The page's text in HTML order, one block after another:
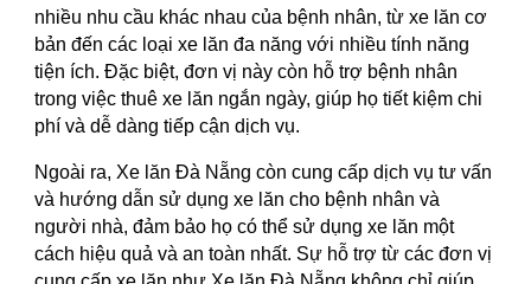
nhiều nhu cầu khác nhau của bệnh nhân, từ xe lăn cơ
bản đến các loại xe lăn đa năng với nhiều tính năng
tiện ích. Đặc biệt, đơn vị này còn hỗ trợ bệnh nhân
trong việc thuê xe lăn ngắn ngày, giúp họ tiết kiệm chi
phí và dễ dàng tiếp cận dịch vụ.
Ngoài ra, Xe lăn Đà Nẵng còn cung cấp dịch vụ tư vấn
và hướng dẫn sử dụng xe lăn cho bệnh nhân và
người nhà, đảm bảo họ có thể sử dụng xe lăn một
cách hiệu quả và an toàn nhất. Sự hỗ trợ từ các đơn vị